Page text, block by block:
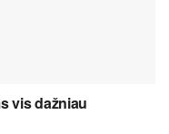
vis dažniau